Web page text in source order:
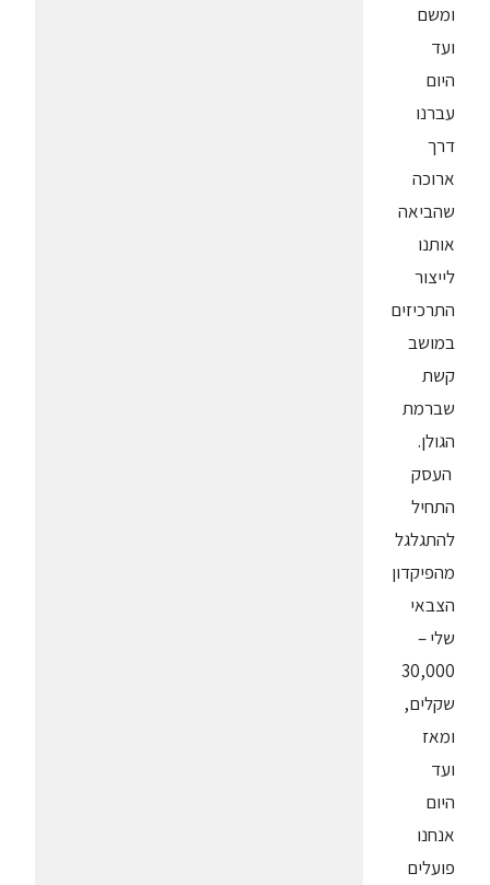
ומשם
ועד
היום
עברנו
דרך
ארוכה
שהביאה
אותנו
לייצור
התרכיזים
במושב
קשת
שברמת
הגולן.
העסק
התחיל
להתגלגל
מהפיקדון
הצבאי
שלי –
30,000
שקלים,
ומאז
ועד
היום
אנחנו
פועלים